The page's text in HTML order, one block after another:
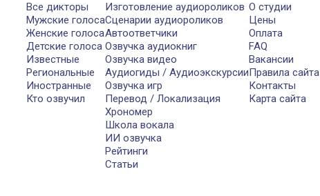
Все дикторы
Мужские голоса
Женские голоса
Детские голоса
Известные
Региональные
Иностранные
Кто озвучил
Изготовление аудиороликов
Сценарии аудиороликов
Автоответчики
Озвучка аудиокниг
Озвучка видео
Аудиогиды / Аудиоэкскурсии
Озвучка игр
Перевод / Локализация
Хрономер
Школа вокала
ИИ озвучка
Рейтинги
Статьи
О студии
Цены
Оплата
FAQ
Вакансии
Правила сайта
Контакты
Карта сайта